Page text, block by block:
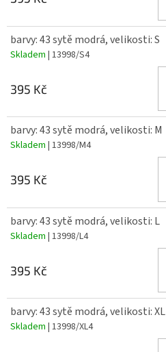
barvy: 43 sytě modrá, velikosti: S
Skladem | 13998/S4
395 Kč
barvy: 43 sytě modrá, velikosti: M
Skladem | 13998/M4
395 Kč
barvy: 43 sytě modrá, velikosti: L
Skladem | 13998/L4
395 Kč
barvy: 43 sytě modrá, velikosti: XL
Skladem | 13998/XL4